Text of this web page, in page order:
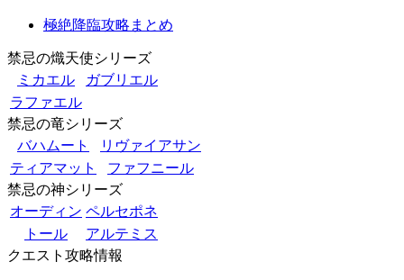
極絶降臨攻略まとめ
禁忌の熾天使シリーズ
ミカエル
ガブリエル
ラファエル
禁忌の竜シリーズ
バハムート
リヴァイアサン
ティアマット
ファフニール
禁忌の神シリーズ
オーディン ペルセポネ
トール
アルテミス
クエスト攻略情報